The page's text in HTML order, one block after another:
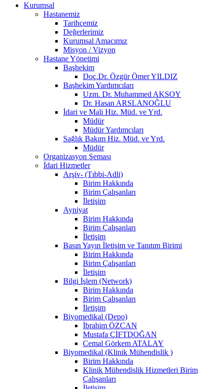
Kurumsal
Hastanemiz
Tarihçemiz
Değerlerimiz
Kurumsal Amacımız
Misyon / Vizyon
Hastane Yönetimi
Başhekim
Doç.Dr. Özgür Ömer YILDIZ
Başhekim Yardımcıları
Uzm. Dr. Muhammed AKSOY
Dr. Hasan ARSLANOĞLU
İdari ve Mali Hiz. Müd. ve Yrd.
Müdür
Müdür Yardımcıları
Sağlık Bakım Hiz. Müd. ve Yrd.
Müdür
Organizasyon Şeması
İdari Hizmetler
Arşiv- (Tıbbi-Adli)
Birim Hakkında
Birim Çalışanları
İletişim
Ayniyat
Birim Hakkında
Birim Çalışanları
İletişim
Basın Yayın İletişim ve Tanıtım Birimi
Birim Hakkında
Birim Çalışanları
İletişim
Bilgi İşlem (Network)
Birim Hakkında
Birim Çalışanları
İletişim
Biyomedikal (Depo)
İbrahim ÖZCAN
Mustafa ÇİFTDOĞAN
Cemal Görkem ATALAY
Biyomedikal (Klinik Mühendislik )
Birim Hakkında
Klinik Mühendislik Hizmetleri Birim
Çalışanları